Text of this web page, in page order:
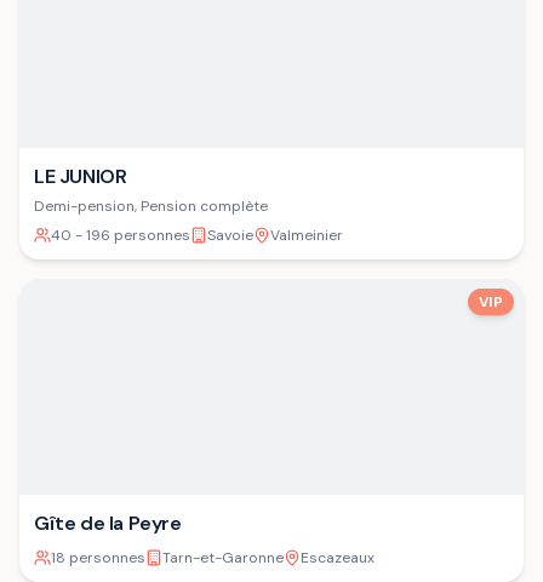
LE JUNIOR
Demi-pension, Pension complète
40 - 196 personnes
Savoie Valmeinier
VIP
Gîte de la Peyre
18 personnes Tarn-et-Garonne Escazeaux